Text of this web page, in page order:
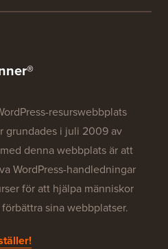
resurswebbplats
grundades i juli 2009 av
denna webbplats är att
WordPress-handledningar
för att hjälpa människor
sina webbplatser.